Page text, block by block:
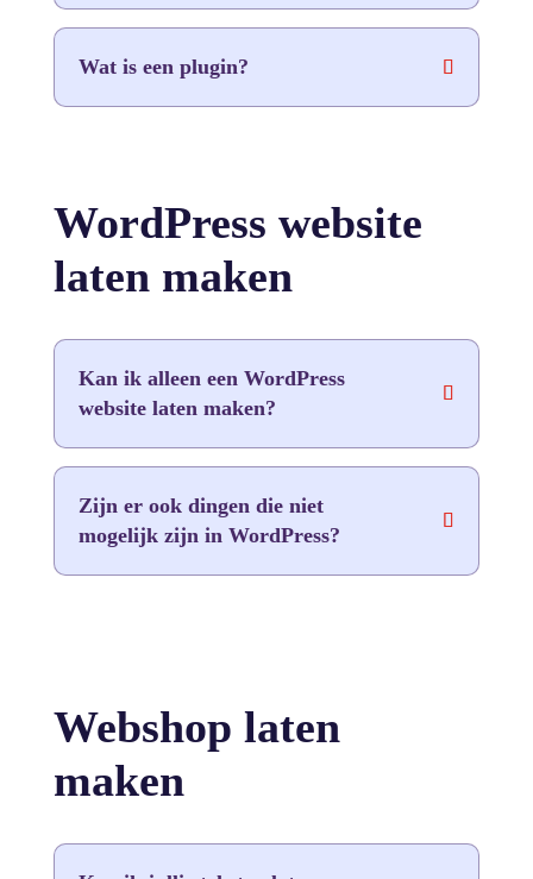
Wat is een plugin?
WordPress website
laten maken
Kan ik alleen een WordPress
website laten maken?
Zijn er ook dingen die niet
mogelijk zijn in WordPress?
Webshop laten
maken